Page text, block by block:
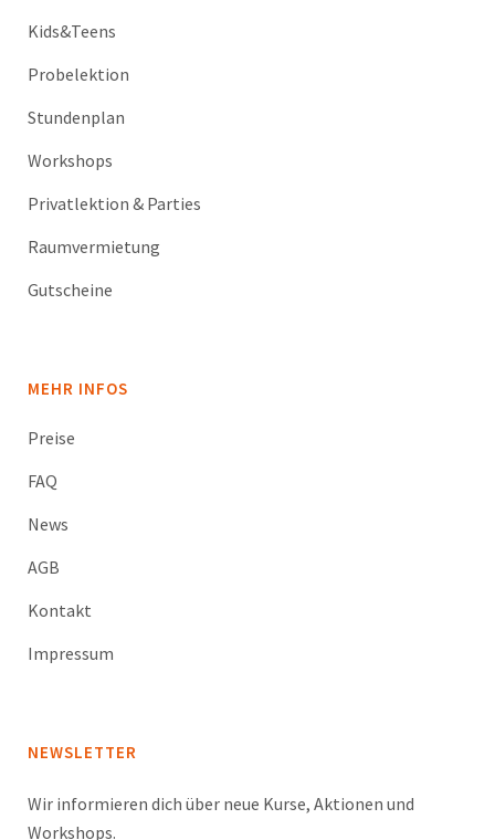
Kids&Teens
Probelektion
Stundenplan
Workshops
Privatlektion & Parties
Raumvermietung
Gutscheine
MEHR INFOS
Preise
FAQ
News
AGB
Kontakt
Impressum
NEWSLETTER
Wir informieren dich über neue Kurse, Aktionen und
Workshops.